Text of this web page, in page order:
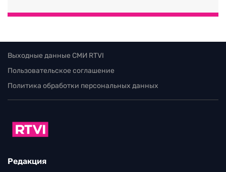
Выходные данные СМИ RTVI
Пользовательское соглашение
Политика обработки персональных данных
Редакция